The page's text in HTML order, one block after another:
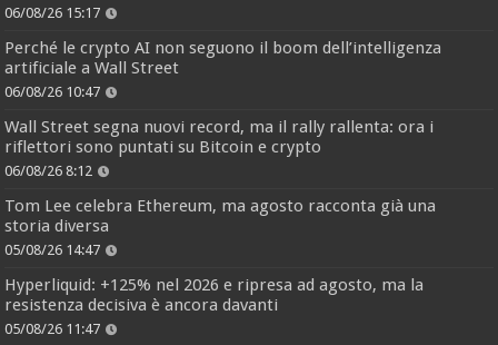
06/08/26 15:17
Perché le crypto AI non seguono il boom dell’intelligenza
artificiale a Wall Street
06/08/26 10:47
Wall Street segna nuovi record, ma il rally rallenta: ora i
riflettori sono puntati su Bitcoin e crypto
06/08/26 8:12
Tom Lee celebra Ethereum, ma agosto racconta già una
storia diversa
05/08/26 14:47
Hyperliquid: +125% nel 2026 e ripresa ad agosto, ma la
resistenza decisiva è ancora davanti
05/08/26 11:47